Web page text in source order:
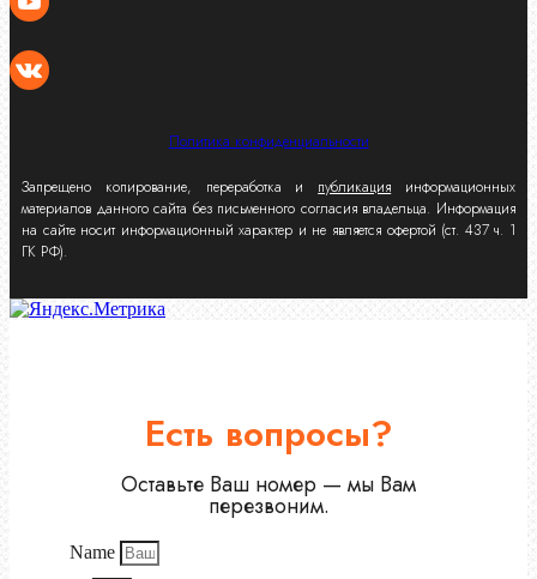
Политика конфиденциальности
Запрещено копирование, переработка и публикация информационных
материалов данного сайта без письменного согласия владельца. Информация
на сайте носит информационный характер и не является офертой (ст. 437 ч. 1
ГК РФ).
Есть вопросы?
Оставьте Ваш номер — мы Вам
перезвоним.
Name